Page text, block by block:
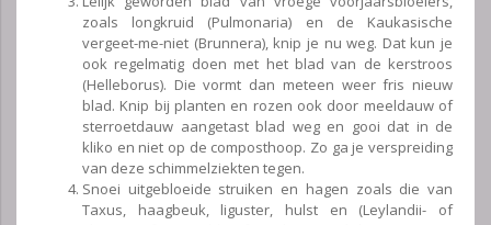
zoals longkruid (Pulmonaria) en de Kaukasische
vergeet-me-niet (Brunnera), knip je nu weg. Dat kun je
ook regelmatig doen met het blad van de kerstroos
(Helleborus). Die vormt dan meteen weer fris nieuw
blad. Knip bij planten en rozen ook door meeldauw of
sterroetdauw aangetast blad weg en gooi dat in de
kliko en niet op de composthoop. Zo ga je verspreiding
van deze schimmelziekten tegen.
Snoei uitgebloeide struiken en hagen zoals die van
Taxus, haagbeuk, liguster, hulst en (Leylandii- of